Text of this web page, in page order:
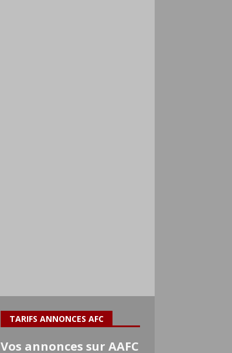
TARIFS ANNONCES AFC
Vos annonces sur AAFC